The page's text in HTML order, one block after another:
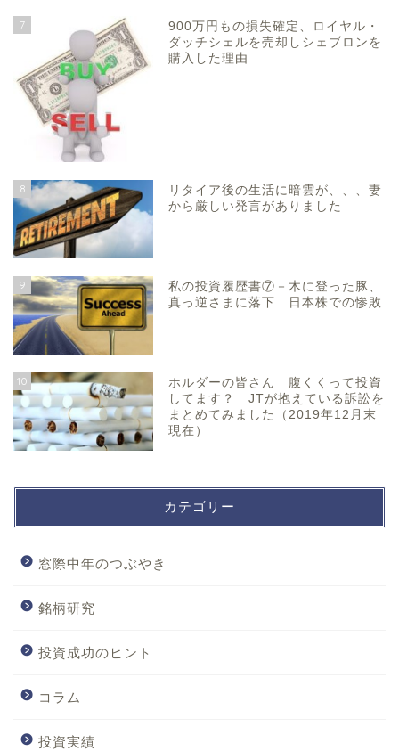
7
900万円もの損失確定、ロイヤル・
ダッチシェルを売却しシェブロンを
購入した理由
8
リタイア後の生活に暗雲が、、、妻
から厳しい発言がありました
9
私の投資履歴書⑦－木に登った豚、
真っ逆さまに落下 日本株での惨敗
10
ホルダーの皆さん 腹くくって投資
してます？ JTが抱えている訴訟を
まとめてみました（2019年12月末
現在）
カテゴリー
窓際中年のつぶやき
銘柄研究
投資成功のヒント
コラム
投資実績